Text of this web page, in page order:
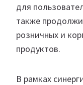
для
также
розничных и
продуктов.
В рамках